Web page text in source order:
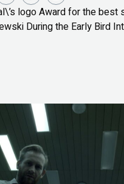
logo Award for the best
During the Early Bird